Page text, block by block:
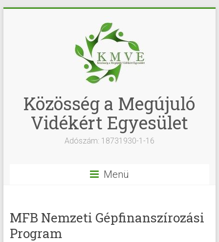
Közösség a Megújuló
Vidékért Egyesület
Adószám: 18731930-1-16
Menü
MFB Nemzeti Gépfinanszírozási
Program